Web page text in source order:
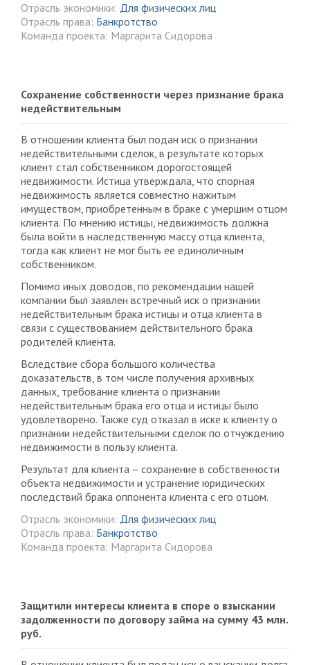
Отрасль экономики: Для физических лиц
Отрасль права: Банкротство
Команда проекта: Маргарита Сидорова
Сохранение собственности через признание брака
недействительным
В отношении клиента был подан иск о признании
недействительными сделок, в результате которых
клиент стал собственником дорогостоящей
недвижимости. Истица утверждала, что спорная
недвижимость является совместно нажитым
имуществом, приобретенным в браке с умершим отцом
клиента. По мнению истицы, недвижимость должна
была войти в наследственную массу отца клиента,
тогда как клиент не мог быть ее единоличным
собственником.
Помимо иных доводов, по рекомендации нашей
компании был заявлен встречный иск о признании
недействительным брака истицы и отца клиента в
связи с существованием действительного брака
родителей клиента.
Вследствие сбора большого количества
доказательств, в том числе получения архивных
данных, требование клиента о признании
недействительным брака его отца и истицы было
удовлетворено. Также суд отказал в иске к клиенту о
признании недействительными сделок по отчуждению
недвижимости в пользу клиента.
Результат для клиента – сохранение в собственности
объекта недвижимости и устранение юридических
последствий брака оппонента клиента с его отцом.
Отрасль экономики: Для физических лиц
Отрасль права: Банкротство
Команда проекта: Маргарита Сидорова
Защитили интересы клиента в споре о взыскании
задолженности по договору займа на сумму 43 млн.
руб.